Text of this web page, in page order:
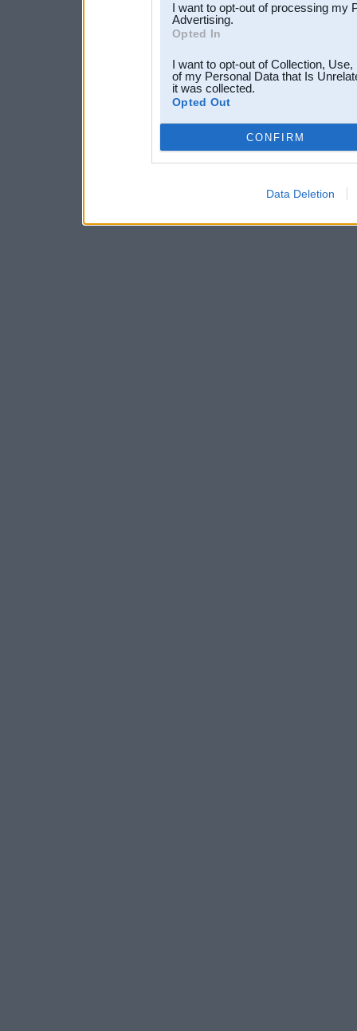
I want to opt-out of processing my
Advertising.
Opted In
I want to opt-out of Collection,
of my Personal Data that Is
it was collected.
Opted Out
CONFIRM
Data Deletion